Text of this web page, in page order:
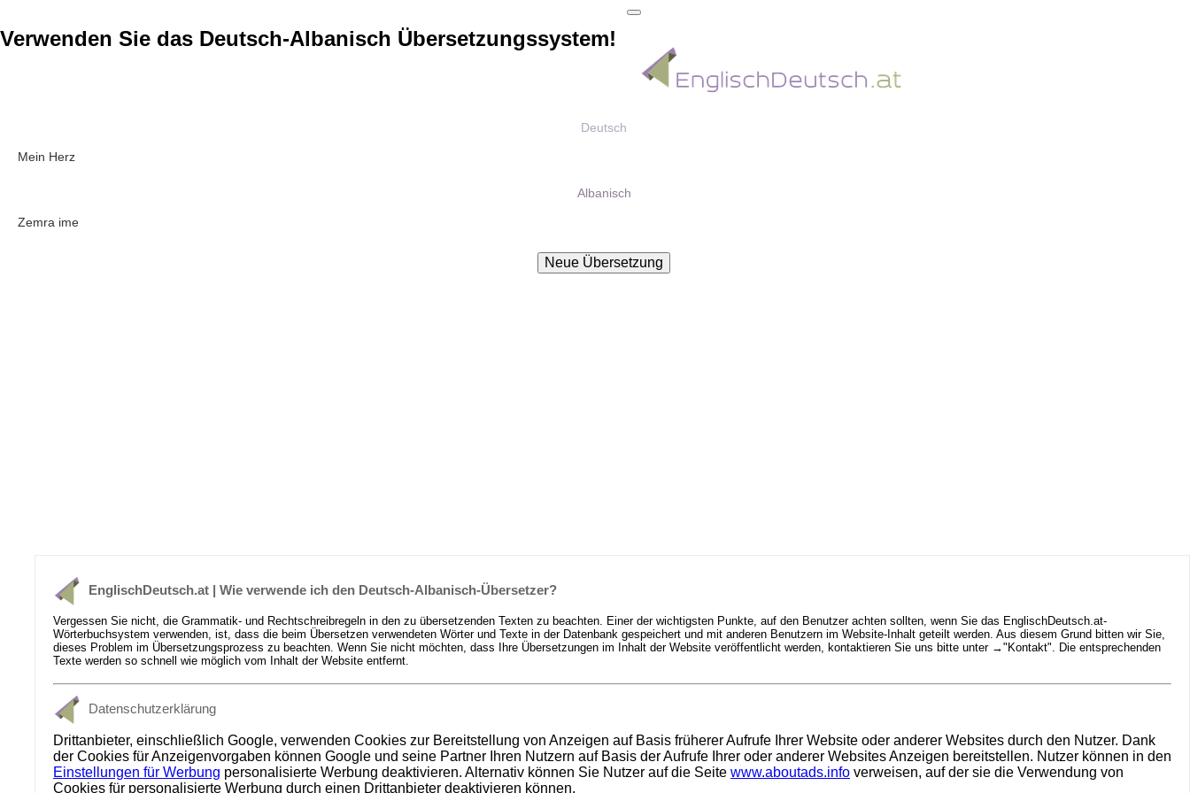
Verwenden Sie das Deutsch-Albanisch Übersetzungssystem!
Deutsch
Mein Herz
Albanisch
Zemra ime
EnglischDeutsch.at | Wie verwende ich den Deutsch-Albanisch-Übersetzer?
Vergessen Sie nicht, die Grammatik- und Rechtschreibregeln in den zu übersetzenden Texten zu beachten. Einer der wichtigsten Punkte, auf den Benutzer achten sollten, wenn Sie das EnglischDeutsch.at-
Wörterbuchsystem verwenden, ist, dass die beim Übersetzen verwendeten Wörter und Texte in der Datenbank gespeichert und mit anderen Benutzern im Website-Inhalt geteilt werden. Aus diesem Grund bitten wir Sie,
dieses Problem im Übersetzungsprozess zu beachten. Wenn Sie nicht möchten, dass Ihre Übersetzungen im Inhalt der Website veröffentlicht werden, kontaktieren Sie uns bitte unter →"Kontakt". Die entsprechenden
Texte werden so schnell wie möglich vom Inhalt der Website entfernt.
Datenschutzerklärung
Drittanbieter, einschließlich Google, verwenden Cookies zur Bereitstellung von Anzeigen auf Basis früherer Aufrufe Ihrer Website oder anderer Websites durch den Nutzer. Dank
der Cookies für Anzeigenvorgaben können Google und seine Partner Ihren Nutzern auf Basis der Aufrufe Ihrer oder anderer Websites Anzeigen bereitstellen. Nutzer können in den
Einstellungen für Werbung personalisierte Werbung deaktivieren. Alternativ können Sie Nutzer auf die Seite www.aboutads.info verweisen, auf der sie die Verwendung von
Cookies für personalisierte Werbung durch einen Drittanbieter deaktivieren können.